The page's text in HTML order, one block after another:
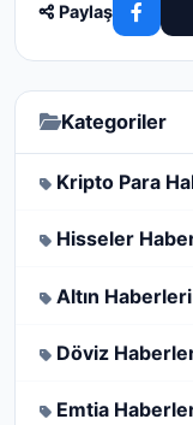
Paylaş
Kategoriler
Kripto Para
Hisseler
Altın Haberleri
Döviz
Emtia